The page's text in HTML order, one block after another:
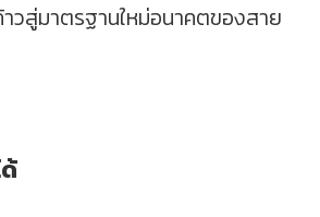
วสู่มาตรฐานใหม่อนาคตของสาย